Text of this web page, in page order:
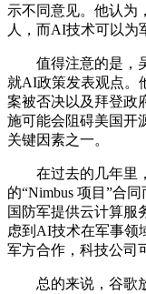
示不同意见。他认为
人，而AI技术可以为
值得注意的是，吴
就AI政策发表观点。
案被否决以及拜登政
施可能会阻碍美国开
关键因素之一。
在过去的几年里，
的“Nimbus 项目”合
国防军提供云计算服
虑到AI技术在军事领
军方合作，科技公司
总的来说，谷歌放